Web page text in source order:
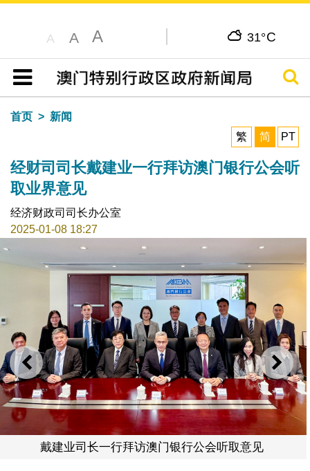
A A A 31°C
目录
搜寻
首页
新闻
繁
简 PT
经财司司长戴建业一行拜访澳门银行公会听
取业界意见
经济财政司司长办公室
2025-01-08 18:27
上一则 下一
戴建业司长一行拜访澳门银行公会听取意见